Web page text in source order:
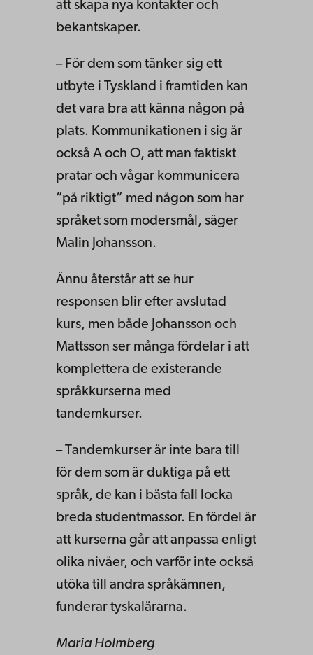
att skapa nya kontakter och
bekantskaper.
– För dem som tänker sig ett
utbyte i Tyskland i framtiden kan
det vara bra att känna någon på
plats. Kommunikationen i sig är
också A och O, att man faktiskt
pratar och vågar kommunicera
”på riktigt” med någon som har
språket som modersmål, säger
Malin Johansson.
Ännu återstår att se hur
responsen blir efter avslutad
kurs, men både Johansson och
Mattsson ser många fördelar i att
komplettera de existerande
språkkurserna med
tandemkurser.
– Tandemkurser är inte bara till
för dem som är duktiga på ett
språk, de kan i bästa fall locka
breda studentmassor. En fördel är
att kurserna går att anpassa enligt
olika nivåer, och varför inte också
utöka till andra språkämnen,
funderar tyskalärarna.
Maria Holmberg